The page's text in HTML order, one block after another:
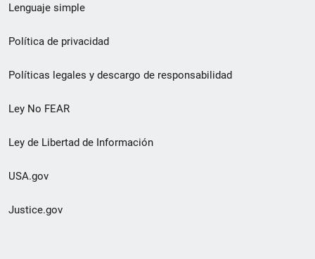
de
pie
de
página
Lenguaje simple
Política de privacidad
Políticas legales y descargo de responsabilidad
Ley No FEAR
Ley de Libertad de Información
USA.gov
Justice.gov